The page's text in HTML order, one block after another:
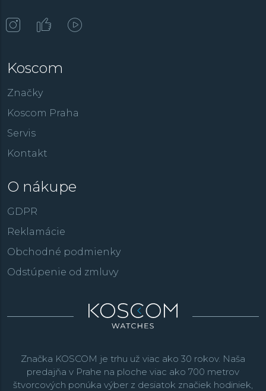
Koscom
Značky
Koscom Praha
Servis
Kontakt
O nákupe
GDPR
Reklamácie
Obchodné podmienky
Odstúpenie od zmluvy
Značka KOSCOM je trhu už viac ako 30 rokov. Naša
predajňa v Prahe na ploche viac ako 700 metrov
štvorcových ponúka výber z desiatok značiek hodiniek,